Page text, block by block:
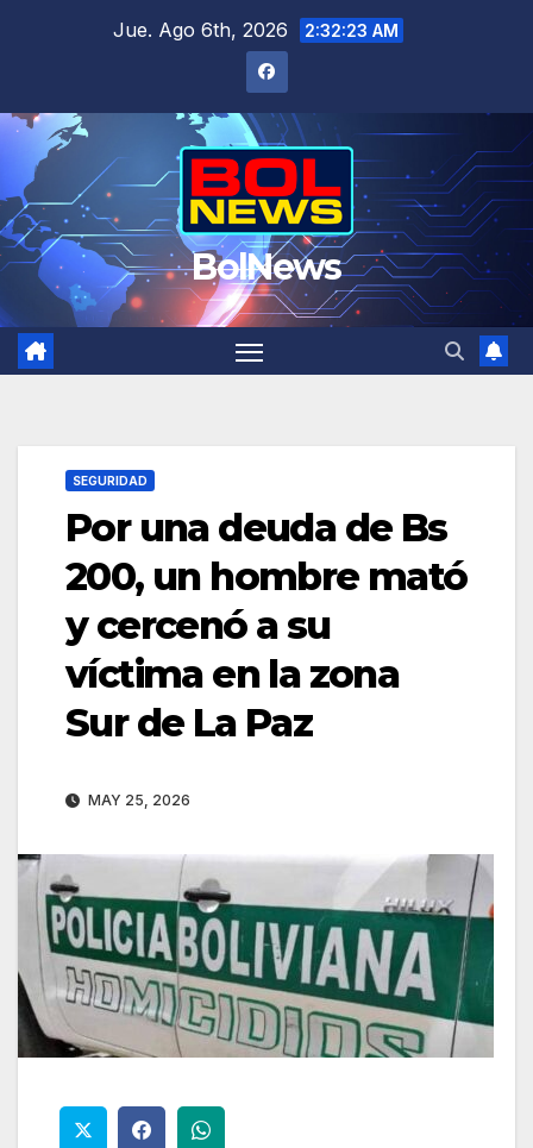
Jue. Ago 6th, 2026 2:32:24 AM
BolNews
SEGURIDAD
Por una deuda de Bs
200, un hombre mató
y cercenó a su
víctima en la zona
Sur de La Paz
MAY 25, 2026